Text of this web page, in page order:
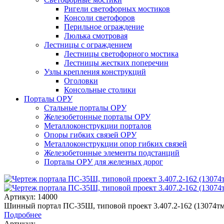
Ригели светофорных мостиков
Консоли светофоров
Перильное ограждение
Люлька смотровая
Лестницы с ограждением
Лестницы светофорного мостика
Лестницы жестких поперечин
Узлы крепления конструкций
Оголовки
Консольные столики
Порталы ОРУ
Стальные порталы ОРУ
Железобетонные порталы ОРУ
Металлоконструкции порталов
Опоры гибких связей ОРУ
Металлоконструкции опор гибких связей
Железобетонные элементы подстанций
Порталы ОРУ для железных дорог
Артикул: 14000
Шинный портал ПС-35Ш, типовой проект 3.407.2-162
Подробнее